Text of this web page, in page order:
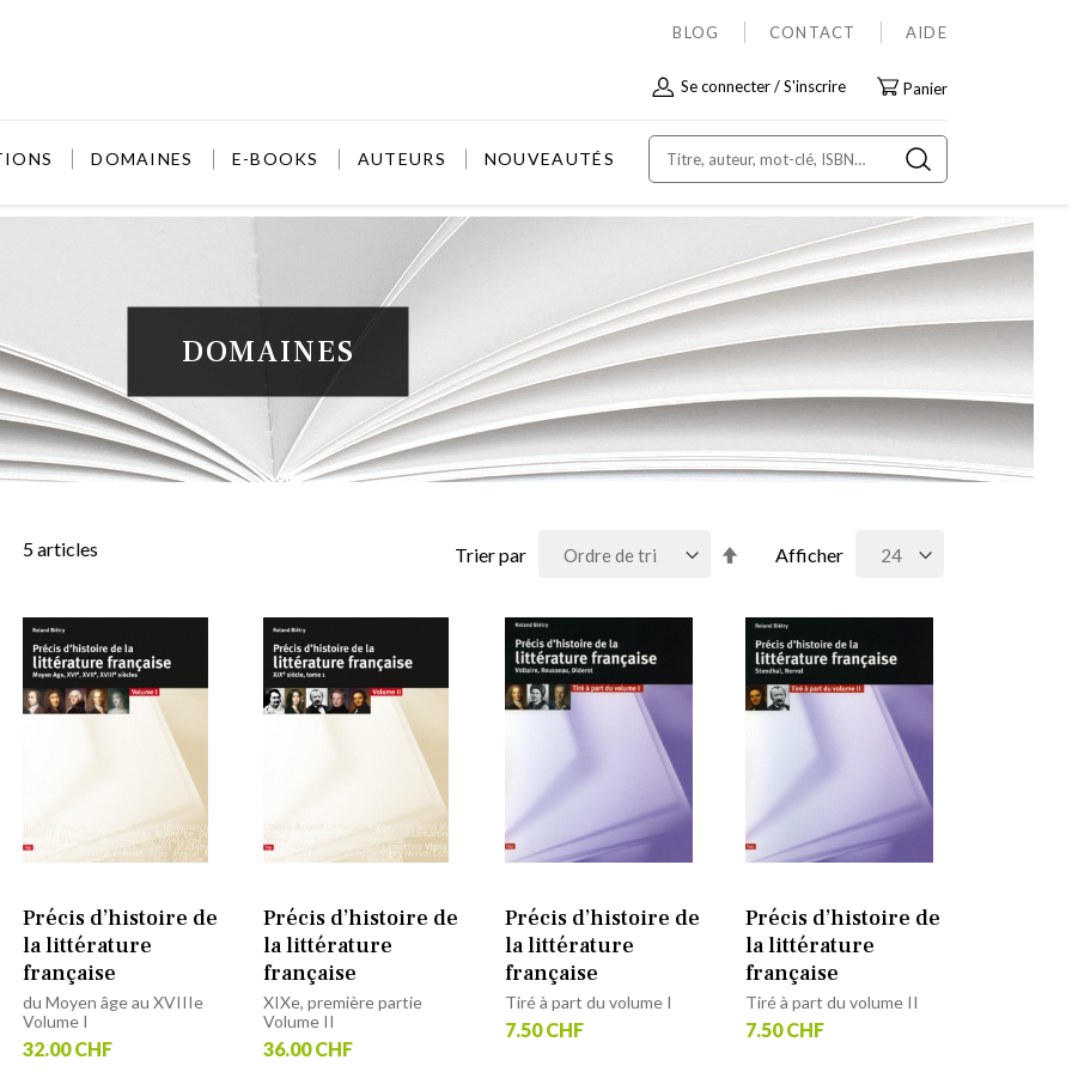
BLOG CONTACT AIDE
Allez
contenu
Se connecter S'inscrire Panier
DOMAINES E-BOOKS AUTEURS NOUVEAUTÉS
DOMAINES
5articles Afficher
Trier par
Précis d’histoire de
la littérature
française
du Moyen âge au XVIIIe
Volume I
32.00 CHF
Précis d’histoire de
la littérature
française
XIXe, première partie
Volume II
36.00 CHF
Précis d’histoire de
la littérature
française
Tiré à part du volume I
7.50 CHF
Précis d’histoire de
la littérature
française
Tiré à part du volume II
7.50 CHF